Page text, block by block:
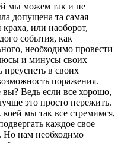
мы можем так и не
допущена та самая
или наоборот,
события, как
необходимо провести
и минусы своих
в своих
поражения.
Ведь если все хорошо,
это просто пережить.
мы так все стремимся,
каждое свое
Но нам необходимо